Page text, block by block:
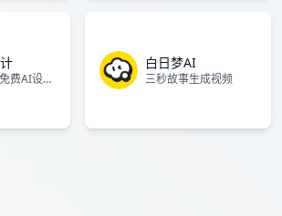
阿里推出的免费AI设计工具，支持高质量商拍图与创意海报生成。
白日梦AI
三秒故事生成视频